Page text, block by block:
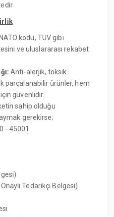
NATO kodu, TUV gibi
ve uluslararası rekabet
Anti-alerjik, toksik
parçalanabilir ürünler, hem
güvenlidir.
sahip olduğu
gerekirse;
- 45001
Tedarikçi Belgesi)